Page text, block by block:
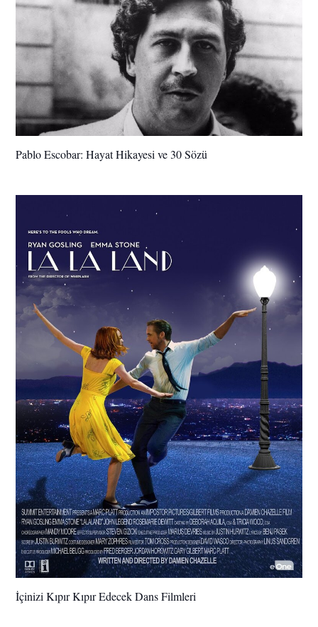
Pablo Escobar: Hayat Hikayesi ve 30 Sözü
İçinizi Kıpır Kıpır Edecek Dans Filmleri